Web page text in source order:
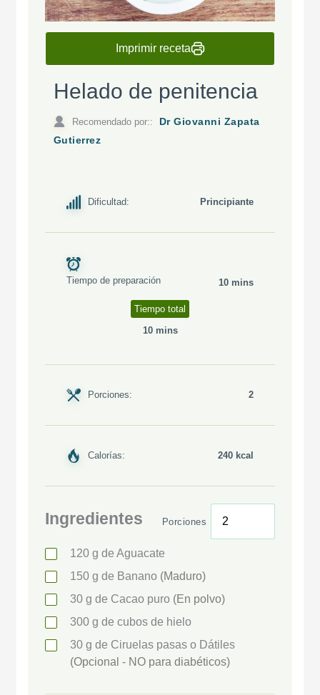
Imprimir receta
Helado de penitencia
Recomendado por::
Dr Giovanni Zapata
Gutierrez
Dificultad: Principiante
Tiempo de preparación 10 mins
Tiempo total
10 mins
Porciones: 2
Calorías: 240 kcal
Ingredientes Porciones
120 g de Aguacate
150 g de Banano (Maduro)
30 g de Cacao puro (En polvo)
300 g de cubos de hielo
30 g de Ciruelas pasas o Dátiles
(Opcional - NO para diabéticos)